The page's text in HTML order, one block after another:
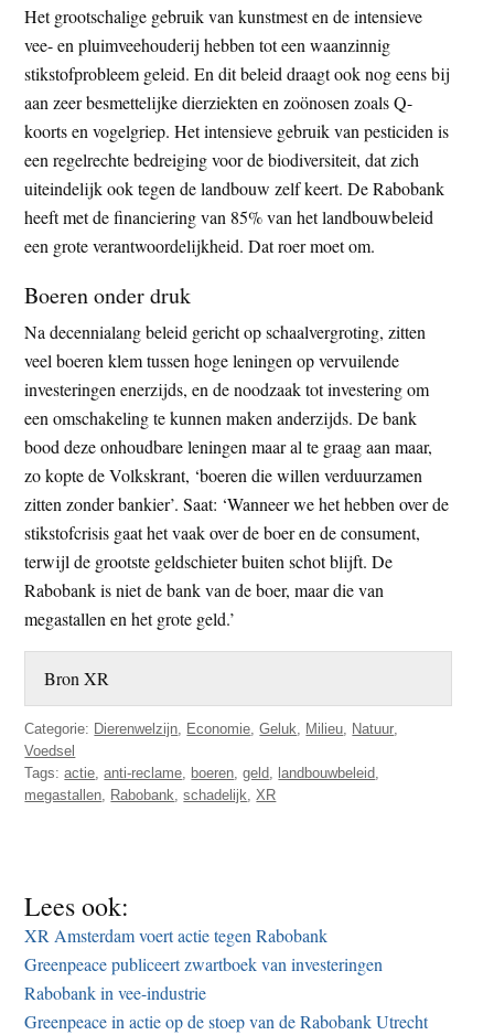
Het grootschalige gebruik van kunstmest en de intensieve
vee- en pluimveehouderij hebben tot een waanzinnig
stikstofprobleem geleid. En dit beleid draagt ook nog eens bij
aan zeer besmettelijke dierziekten en zoönosen zoals Q-
koorts en vogelgriep. Het intensieve gebruik van pesticiden is
een regelrechte bedreiging voor de biodiversiteit, dat zich
uiteindelijk ook tegen de landbouw zelf keert. De Rabobank
heeft met de financiering van 85% van het landbouwbeleid
een grote verantwoordelijkheid. Dat roer moet om.
Boeren onder druk
Na decennialang beleid gericht op schaalvergroting, zitten
veel boeren klem tussen hoge leningen op vervuilende
investeringen enerzijds, en de noodzaak tot investering om
een omschakeling te kunnen maken anderzijds. De bank
bood deze onhoudbare leningen maar al te graag aan maar,
zo kopte de Volkskrant, ‘boeren die willen verduurzamen
zitten zonder bankier’. Saat: ‘Wanneer we het hebben over de
stikstofcrisis gaat het vaak over de boer en de consument,
terwijl de grootste geldschieter buiten schot blijft. De
Rabobank is niet de bank van de boer, maar die van
megastallen en het grote geld.’
Bron XR
Categorie: Dierenwelzijn, Economie,Geluk, Milieu, Natuur,
Voedsel
Tags:actie,anti-reclame, boeren,geld, landbouwbeleid,
megastallen, Rabobank,schadelijk,XR
Lees ook:
XR Amsterdam voert actie tegen Rabobank
Greenpeace publiceert zwartboek van investeringen
Rabobank in vee-industrie
Greenpeace in actie op de stoep van de Rabobank Utrecht